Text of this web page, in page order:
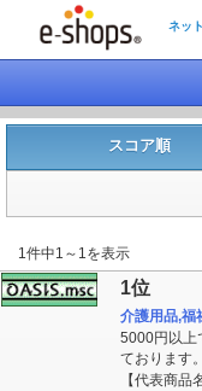
ネッ
スコア順
1件中1～1を表示
1位
介護用品,福
5000円以上
ております。
【代表商